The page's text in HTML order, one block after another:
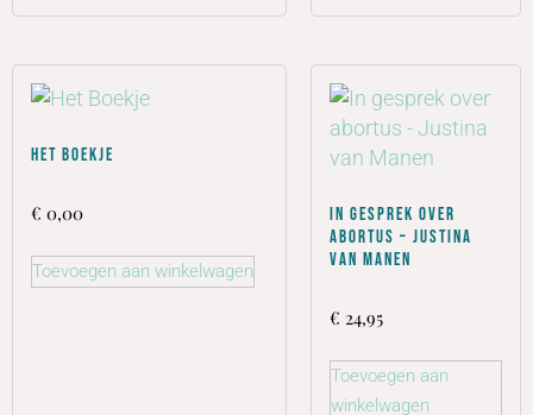
Het Boekje
€ 0,00
Toevoegen aan winkelwagen
In gesprek over
abortus – Justina
van Manen
€ 24,95
Toevoegen aan
winkelwagen